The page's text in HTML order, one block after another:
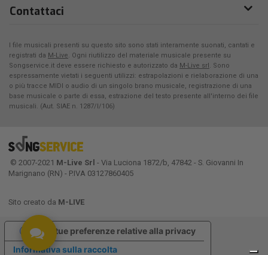
Contattaci
I file musicali presenti su questo sito sono stati interamente suonati, cantati e
registrati da M-Live. Ogni riutilizzo del materiale musicale presente su
Songservice.it deve essere richiesto e autorizzato da M-Live srl. Sono
espressamente vietati i seguenti utilizzi: estrapolazioni e rielaborazione di una
o più tracce MIDI o audio di un singolo brano musicale, registrazione di una
base musicale o parte di essa, estrazione del testo presente all'interno dei file
musicali. (Aut. SIAE n. 1287/I/106)
© 2007-2021 M-Live Srl - Via Luciona 1872/b, 47842 - S. Giovanni In
Marignano (RN) - P.IVA 03127860405
Sito creato da M-LIVE
Informativa sulla raccolta
Le tue preferenze relative alla privacy